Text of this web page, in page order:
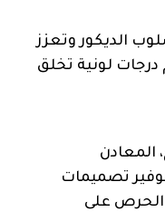
الديكور وتعزز
درجات لونية تخلق
المعادن
تصميمات
الحرص على